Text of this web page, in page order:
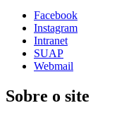
Facebook
Instagram
Intranet
SUAP
Webmail
Sobre o site